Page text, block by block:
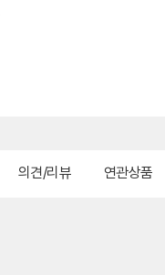
의견/리뷰 연관상품